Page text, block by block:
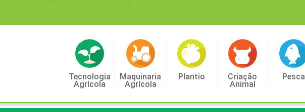
Tecnologia
Agrícola
Maquinaria
Agrícola
Plantio Criação
Animal
Pesca